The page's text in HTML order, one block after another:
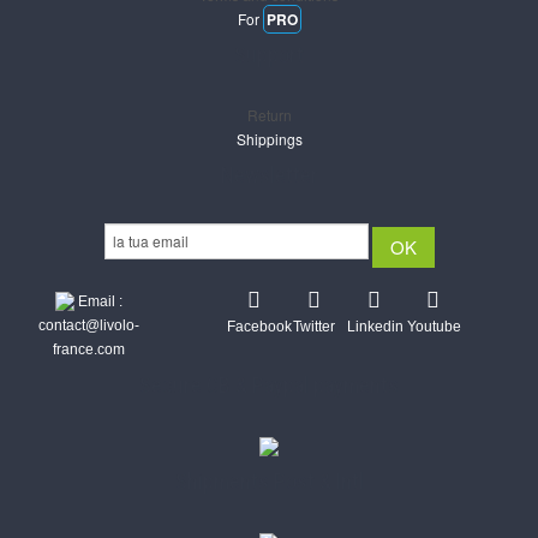
For PRO
Return
Shippings
Email :
contact@livolo-
france.com
FacebookTwitter Linkedin Youtube